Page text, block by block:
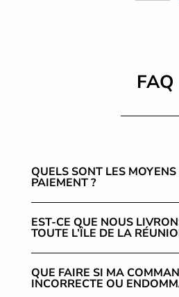
FAQ
QUELS SONT LES MOYENS
PAIEMENT ?
EST-CE QUE NOUS
TOUTE L’ÎLE DE LA
QUE FAIRE SI MA
INCORRECTE OU